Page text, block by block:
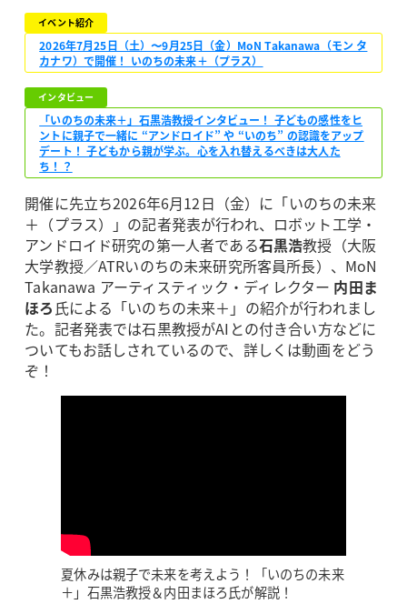
イベント紹介
2026年7月25日（土）〜9月25日（金）MoN Takanawa（モン タ
カナワ）で開催！ いのちの未来＋（プラス）
インタビュー
「いのちの未来＋」石黒浩教授インタビュー！ 子どもの感性をヒ
ントに親子で一緒に “アンドロイド” や “いのち” の認識をアップ
デート！ 子どもから親が学ぶ。心を入れ替えるべきは大人た
ち！？
開催に先立ち2026年6月12日（金）に「いのちの未来
＋（プラス）」の記者発表が行われ、ロボット工学・
アンドロイド研究の第一人者である石黒浩教授（大阪
大学教授／ATRいのちの未来研究所客員所長）、MoN
Takanawa アーティスティック・ディレクター 内田ま
ほろ 氏による「いのちの未来＋」の紹介が行われまし
た。記者発表では石黒教授がAIとの付き合い方などに
ついてもお話しされているので、詳しくは動画をどう
ぞ！
夏休みは親子で未来を考えよう！「いのちの未来
＋」石黒浩教授＆内田まほろ氏が解説！